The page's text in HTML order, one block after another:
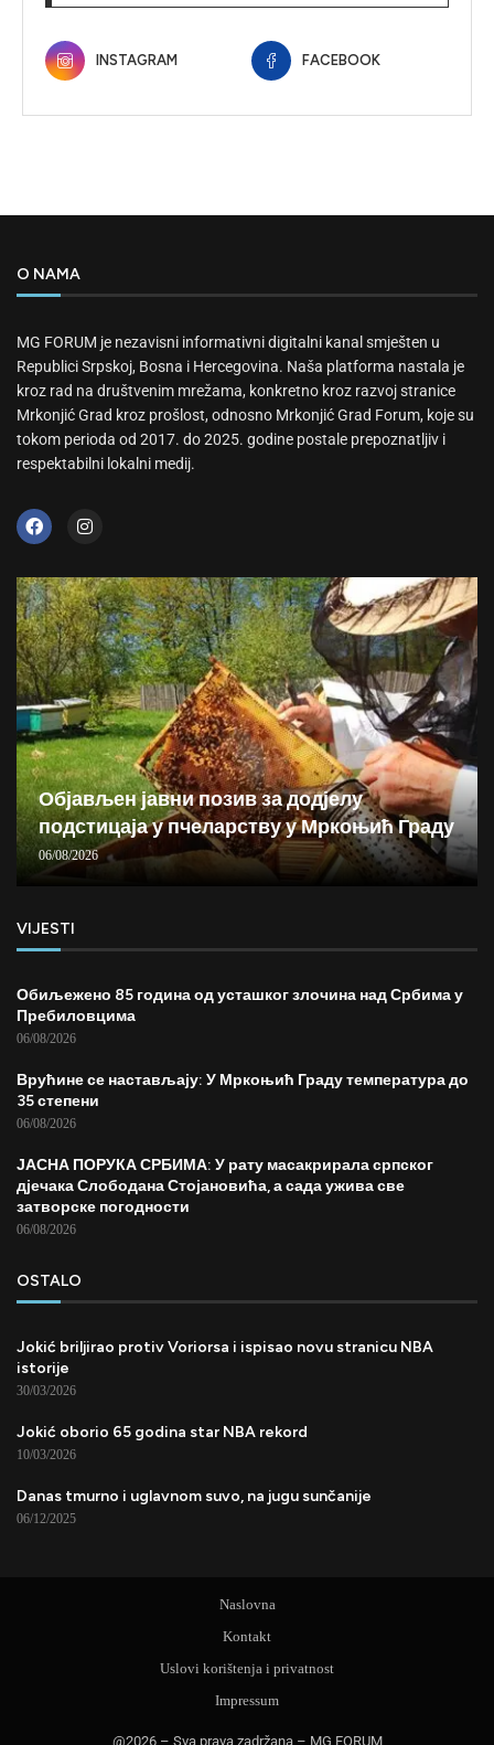
INSTAGRAM FACEBOOK
O NAMA
MG FORUM je nezavisni informativni digitalni kanal smješten u
Republici Srpskoj, Bosna i Hercegovina. Naša platforma nastala je
kroz rad na društvenim mrežama, konkretno kroz razvoj stranice
Mrkonjić Grad kroz prošlost, odnosno Mrkonjić Grad Forum, koje su
tokom perioda od 2017. do 2025. godine postale prepoznatljiv i
respektabilni lokalni medij.
Објављен јавни позив за додјелу
подстицаја у пчеларству у Мркоњић Граду
06/08/2026
VIJESTI
Обиљежено 85 година од усташког злочина над Србима у
Пребиловцима
06/08/2026
Врућине се настављају: У Мркоњић Граду температура до
35 степени
06/08/2026
ЈАСНА ПОРУКА СРБИМА: У рату масакрирала српског
дјечака Слободана Стојановића, а сада ужива све
затворске погодности
06/08/2026
OSTALO
Jokić briljirao protiv Voriorsa i ispisao novu stranicu NBA
istorije
30/03/2026
Jokić oborio 65 godina star NBA rekord
10/03/2026
Danas tmurno i uglavnom suvo, na jugu sunčanije
06/12/2025
@2026 – Sva prava zadržana – MG FORUM
Naslovna
Kontakt
Uslovi korištenja i privatnost
Impressum